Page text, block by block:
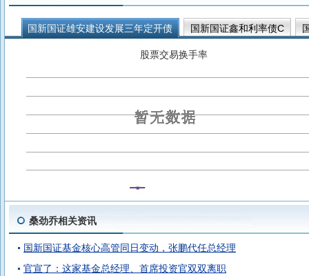
国新国证雄安建设发展三年定开债 国新国证鑫和利率债C
国新国证荣赢63个月定开债
股票交易换手率
桑劲乔相关资讯
国新国证基金核心高管同日变动，张鹏代任总经理
官宣了：这家基金总经理、首席投资官双双离职